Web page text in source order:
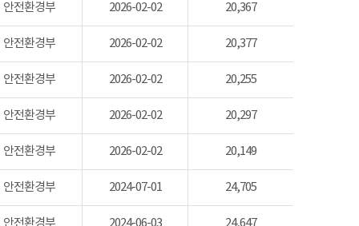
안전환경부 2026-02-02 20,367
안전환경부 2026-02-02 20,377
안전환경부 2026-02-02 20,255
안전환경부 2026-02-02 20,297
안전환경부 2026-02-02 20,149
안전환경부 2024-07-01 24,705
안전환경부 2024-06-03 24,647